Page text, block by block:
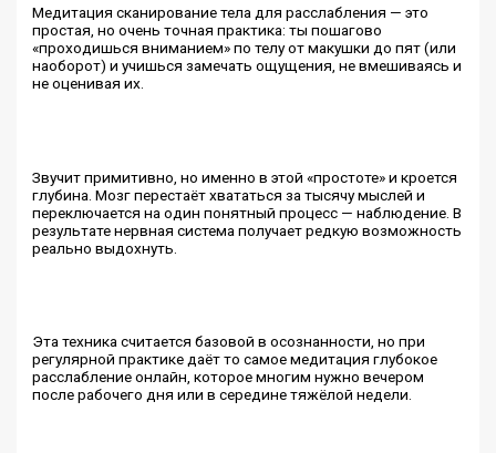
Медитация сканирование тела для расслабления — это
простая, но очень точная практика: ты пошагово
«проходишься вниманием» по телу от макушки до пят (или
наоборот) и учишься замечать ощущения, не вмешиваясь и
не оценивая их.
Звучит примитивно, но именно в этой «простоте» и кроется
глубина. Мозг перестаёт хвататься за тысячу мыслей и
переключается на один понятный процесс — наблюдение. В
результате нервная система получает редкую возможность
реально выдохнуть.
Эта техника считается базовой в осознанности, но при
регулярной практике даёт то самое медитация глубокое
расслабление онлайн, которое многим нужно вечером
после рабочего дня или в середине тяжёлой недели.